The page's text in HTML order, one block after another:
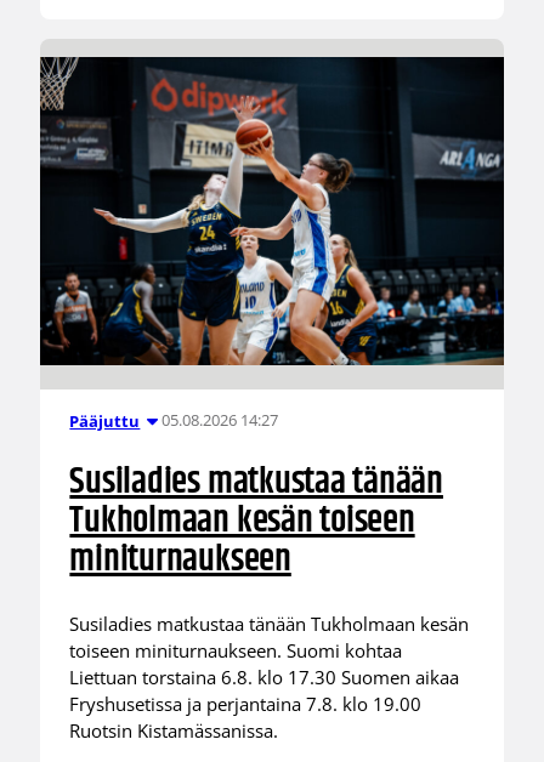
Pääjuttu 05.08.2026 14:27
Susiladies matkustaa tänään
Tukholmaan kesän toiseen
miniturnaukseen
Susiladies matkustaa tänään Tukholmaan kesän
toiseen miniturnaukseen. Suomi kohtaa
Liettuan torstaina 6.8. klo 17.30 Suomen aikaa
Fryshusetissa ja perjantaina 7.8. klo 19.00
Ruotsin Kistamässanissa.